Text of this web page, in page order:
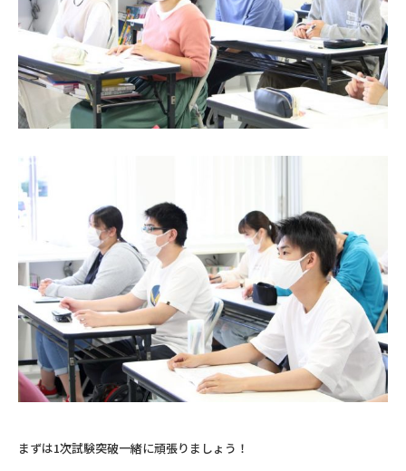
まずは1次試験突破一緒に頑張りましょう！